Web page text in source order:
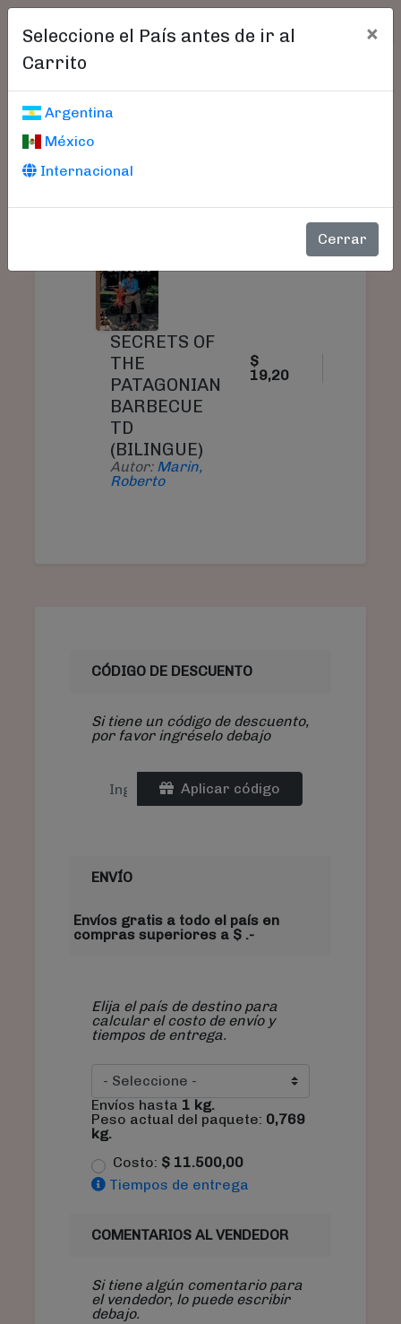
Seleccione el País antes de ir al
Carrito
×
Argentina
México
Internacional
Cerrar
Carrito De Compras
PRODUCTO PRECIO CANTIDAD
SECRETS OF
THE
PATAGONIAN
BARBECUE
TD
(BILINGUE)
Autor: Marin,
Roberto
$
19,20
CÓDIGO DE DESCUENTO
Si tiene un código de descuento,
por favor ingréselo debajo
Aplicar código
ENVÍO
Envíos gratis a todo el país en
compras superiores a $ .-
Elija el país de destino para
calcular el costo de envío y
tiempos de entrega.
Envíos hasta 1 kg.
Peso actual del paquete: 0,769
kg.
Costo: $ 11.500,00
Tiempos de entrega
COMENTARIOS AL VENDEDOR
Si tiene algún comentario para
el vendedor, lo puede escribir
debajo.